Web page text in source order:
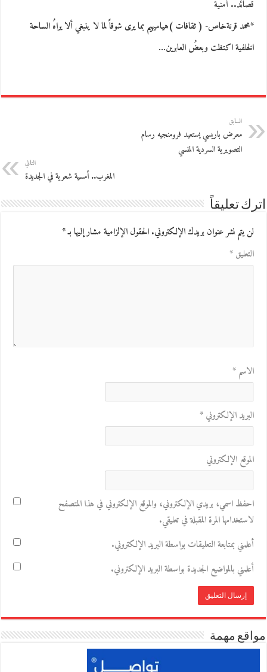
قصائد.. أمنية
*محمد قرنةخاص- ( ثقافات )هياميهيم بما يرى شوقاً لما لا ينبغي ألا يراهُ الساحة
الخلفية اكتظت وبعضُ العابرين…
السابق
معرض باريسي يستعيد فرومنجيه رسام
التصويرية السردية المنسي
التالي
المغرب.. أمسية شعرية في الجديدة
اترك تعليقاً
لن يتم نشر عنوان بريدك الإلكتروني.الحقول الإلزامية مشار إليها بـ*
التعليق*
الاسم*
البريد الإلكتروني*
الموقع الإلكتروني
احفظ اسمي، بريدي الإلكتروني، والموقع الإلكتروني في هذا المتصفح
لاستخدامها المرة المقبلة في تعليقي.
أعلمني بمتابعة التعليقات بواسطة البريد الإلكتروني.
أعلمني بالمواضيع الجديدة بواسطة البريد الإلكتروني.
مواقع مهمة